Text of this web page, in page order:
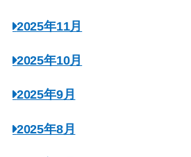
2025年11月
2025年10月
2025年9月
2025年8月